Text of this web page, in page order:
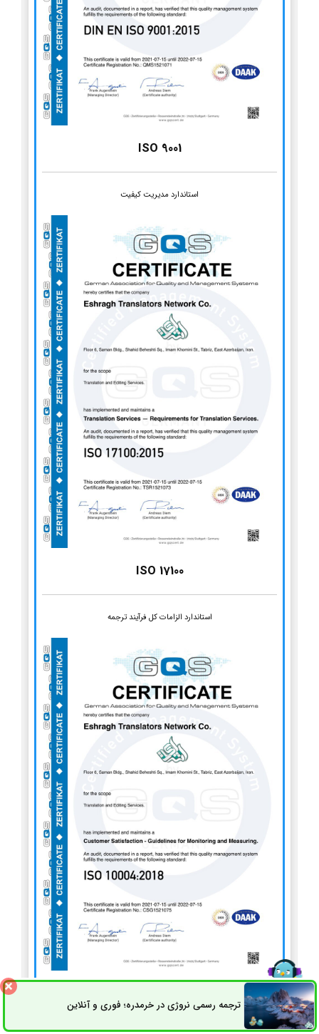
ISO 9001
استاندارد مدیریت کیفیت
ISO 17100
استاندارد الزامات کل فرآیند ترجمه
ترجمه رسمی نروژی در خرمدره؛ فوری و آنلاینثبت سفارش راه های ارتباطی